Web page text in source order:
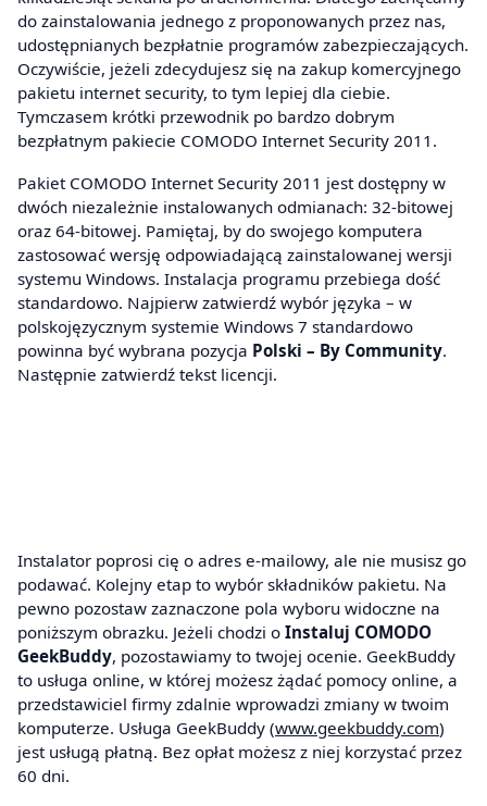
do zainstalowania jednego z proponowanych przez nas,
udostępnianych bezpłatnie programów zabezpieczających.
Oczywiście, jeżeli zdecydujesz się na zakup komercyjnego
pakietu internet security, to tym lepiej dla ciebie.
Tymczasem krótki przewodnik po bardzo dobrym
bezpłatnym pakiecie COMODO Internet Security 2011.
Pakiet COMODO Internet Security 2011 jest dostępny w
dwóch niezależnie instalowanych odmianach: 32-bitowej
oraz 64-bitowej. Pamiętaj, by do swojego komputera
zastosować wersję odpowiadającą zainstalowanej wersji
systemu Windows. Instalacja programu przebiega dość
standardowo. Najpierw zatwierdź wybór języka – w
polskojęzycznym systemie Windows 7 standardowo
powinna być wybrana pozycja Polski – By Community.
Następnie zatwierdź tekst licencji.
Instalator poprosi cię o adres e-mailowy, ale nie musisz go
podawać. Kolejny etap to wybór składników pakietu. Na
pewno pozostaw zaznaczone pola wyboru widoczne na
poniższym obrazku. Jeżeli chodzi o Instaluj COMODO
GeekBuddy, pozostawiamy to twojej ocenie. GeekBuddy
to usługa online, w której możesz żądać pomocy online, a
przedstawiciel firmy zdalnie wprowadzi zmiany w twoim
komputerze. Usługa GeekBuddy (www.geekbuddy.com)
jest usługą płatną. Bez opłat możesz z niej korzystać przez
60 dni.